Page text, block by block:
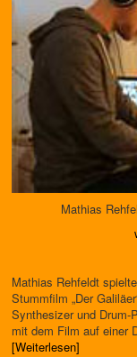
Mathias
Mathias Rehfeldt
Stummfilm „Der
Synthesizer und
mit dem Film auf einer
[Weiterlesen]